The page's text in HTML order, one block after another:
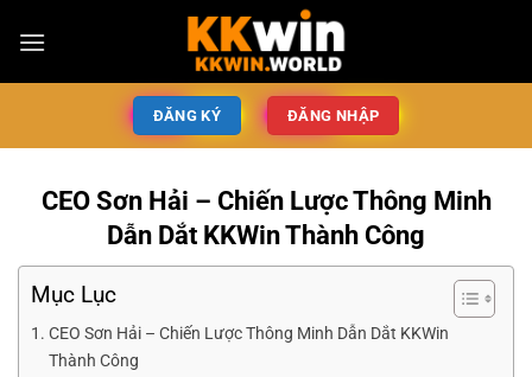
ĐĂNG KÝ ĐĂNG NHẬP
CEO Sơn Hải – Chiến Lược Thông Minh
Dẫn Dắt KKWin Thành Công
Mục Lục
CEO Sơn Hải – Chiến Lược Thông Minh Dẫn Dắt KKWin
Thành Công